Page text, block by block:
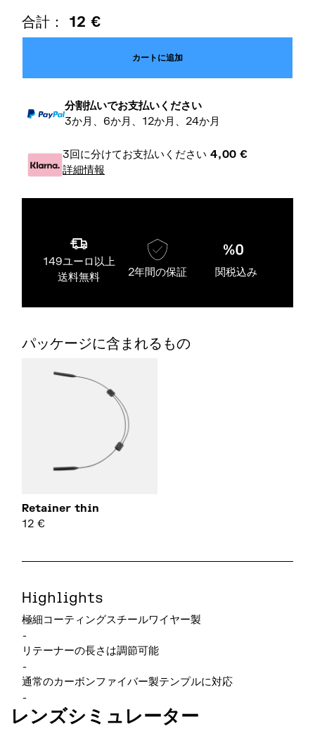
合計： 12 €
カートに追加
分割払いでお支払いください
3か月、6か月、12か月、24か月
3回に分けてお支払いください4,00 €
詳細情報
149ユーロ以上
送料無料
2年間の保証 関税込み
パッケージに含まれるもの
Retainer thin
12 €
Highlights
極細コーティングスチールワイヤー製
-
リテーナーの長さは調節可能
-
通常のカーボンファイバー製テンプルに対応
-
レンズシミュレーター